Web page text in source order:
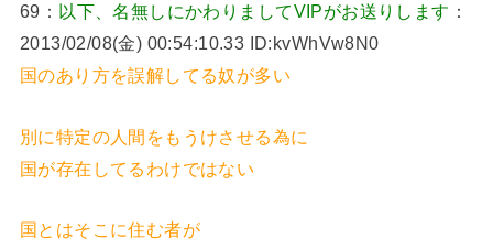
69： 以下、名無しにかわりましてVIPがお送りします ：
2013/02/08(金) 00:54:10.33 ID:kvWhVw8N0
国のあり方を誤解してる奴が多い
別に特定の人間をもうけさせる為に
国が存在してるわけではない
国とはそこに住む者が